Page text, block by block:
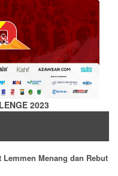
2023
Menang dan Rebut